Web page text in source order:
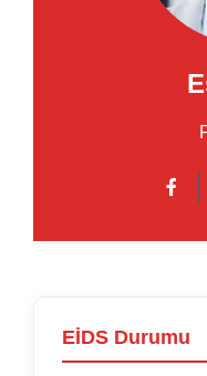
EİDS Durumu